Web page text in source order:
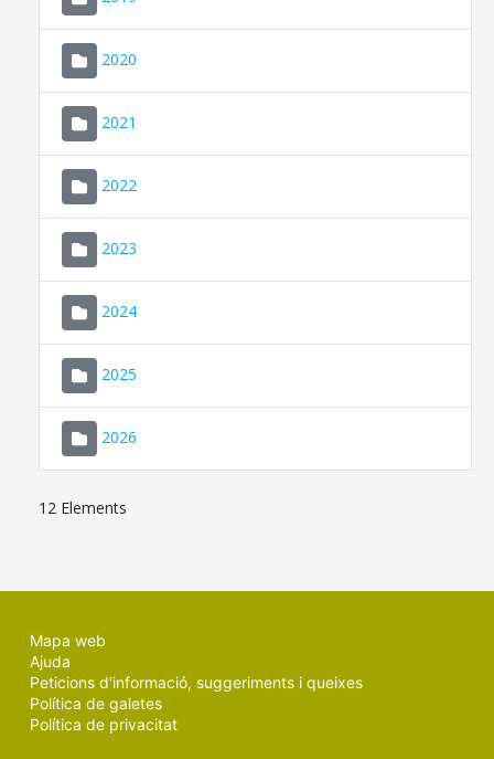
2020
2021
2022
2023
2024
2025
2026
12 Elements
Mapa web
Ajuda
Peticions d'informació, suggeriments i queixes
Política de galetes
Política de privacitat